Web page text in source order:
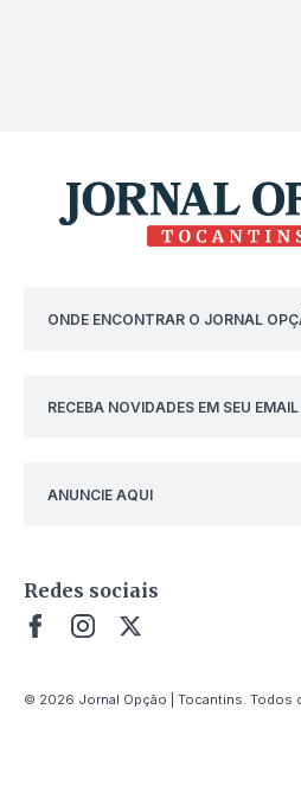
ONDE ENCONTRAR O JORNAL
RECEBA NOVIDADES EM SEU EMAIL
ANUNCIE AQUI
Redes sociais
© 2026 Jornal Opção | Tocantins. Todos